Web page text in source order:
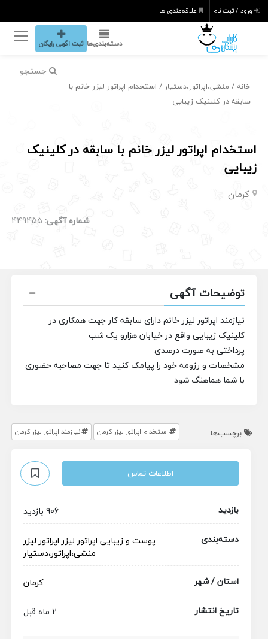
ورود / ثبت نام علاقه‌مندی ها
دسته‌بندی‌ها ثبت اگهی رایگان
جستجو
خانه / منشی،اپراتور،دستیار / استخدام اپراتور لیزر خانم با
سابقه در کلینیک زیبایی
استخدام اپراتور لیزر خانم با سابقه در کلینیک
زیبایی
کرمان
شماره آگهی: 449455
توضیحات آگهی
نیازمند اپراتور لیزر خانم دارای سابقه کار جهت همکاری در
کلینیک زیبایی واقع در خیابان هزارو یک شب
پرداختی به صورت درصدی
مشخصات و رزومه خود را پیامک کنید تا جهت مصاحبه حضوری
با شما هماهنگ شود
برچسب‌ها: استخدام اپراتور لیزر کرمان نیازمند اپراتور لیزر کرمان
اطلاعات تماس
بازدید
906 بازدید
دسته‌بندی
پوست و زیبایی اپراتور لیزر اپراتور لیزر
منشی،اپراتور،دستیار
استان / شهر
کرمان
تاریخ انتشار
2 ماه قبل